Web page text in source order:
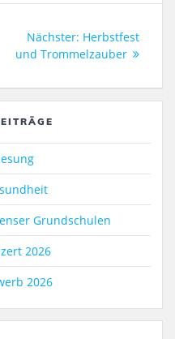
Nächster: Nächster
Beitrag:
Herbstfest
und Trommelzauber
Grundschulen
2026
2026